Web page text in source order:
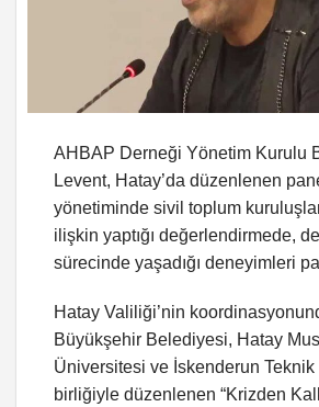
AHBAP Derneği Yönetim Kurulu
Levent, Hatay’da düzenlenen
yönetiminde sivil toplum
ilişkin yaptığı değerlendirmede,
sürecinde yaşadığı deneyimleri
Hatay Valiliği’nin
Büyükşehir Belediyesi, Hatay
Üniversitesi ve İskenderun
birliğiyle düzenlenen “Krizden